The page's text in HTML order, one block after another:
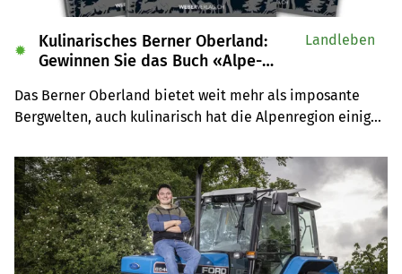
Kulinarisches Berner Oberland:
Gewinnen Sie das Buch «Alpe-
Das Berner Oberland bietet weit mehr als imposante
Bergwelten, auch kulinarisch hat die Alpenregion einiges
«Alpe-Chuchi – Berner Oberland» vom Weber Verlag.
✹
Landleben